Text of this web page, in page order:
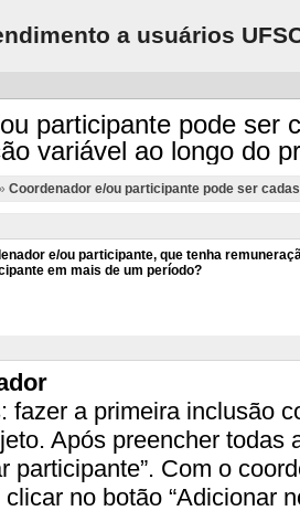
a usuários
participante pode ser
variável ao longo do
Coordenador e/ou participante pode ser